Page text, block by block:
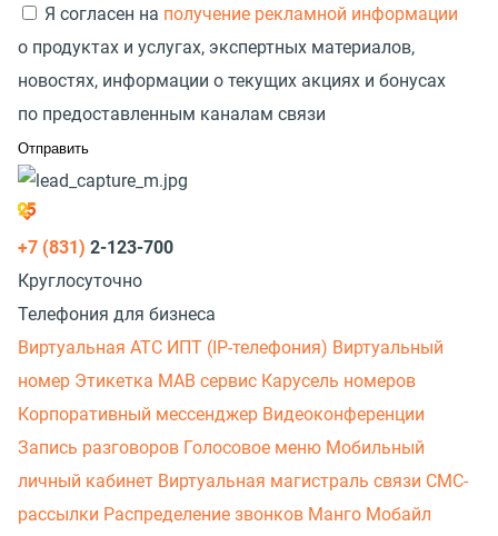
Я согласен на получение рекламной информации
о продуктах и услугах, экспертных материалов,
новостях, информации о текущих акциях и бонусах
по предоставленным каналам связи
+7 (831) 2-123-700
Круглосуточно
Телефония для бизнеса
Виртуальная АТС ИПТ (IP-телефония) Виртуальный
номер Этикетка МАВ сервис Карусель номеров
Корпоративный мессенджер Видеоконференции
Запись разговоров Голосовое меню Мобильный
личный кабинет Виртуальная магистраль связи СМС-
рассылки Распределение звонков Манго Мобайл